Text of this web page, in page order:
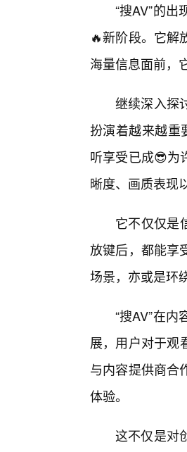
“搜AV”的
🔥新阶段。它解
海量信息面前，
继续深入探
扮演着越来越重
听享受已成😎为
晰度、画质表现
它不仅仅是
放键后，都能享
场景，亦或是环
“搜AV”在
展，用户对于观
与内容提供商合
体验。
这不仅是对